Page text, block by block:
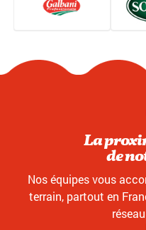
La
de
Nos équipes vous
terrain, partout en